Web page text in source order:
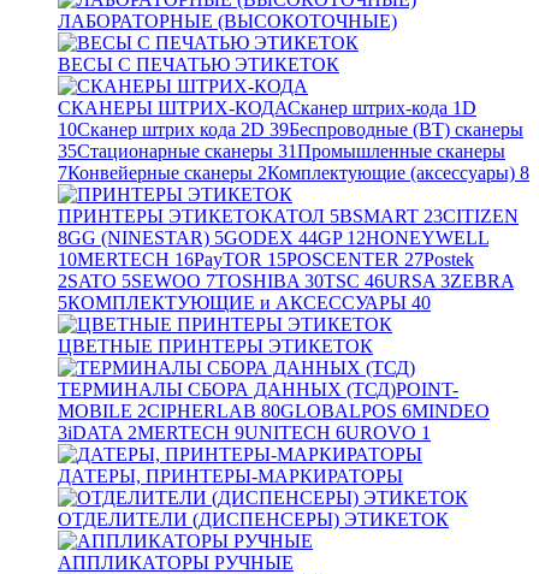
ЛАБОРАТОРНЫЕ (ВЫСОКОТОЧНЫЕ)
ВЕСЫ С ПЕЧАТЬЮ ЭТИКЕТОК
СКАНЕРЫ ШТРИХ-КОДАСканер штрих-кода 1D
10Сканер штрих кода 2D 39Беспроводные (BT) сканеры
35Стационарные сканеры 31Промышленные сканеры
7Конвейерные сканеры 2Комплектующие (аксессуары) 8
ПРИНТЕРЫ ЭТИКЕТОКАТОЛ 5BSMART 23CITIZEN
8GG (NINESTAR) 5GODEX 44GP12HONEYWELL
10MERTECH 16PayTOR 15POSCENTER 27Postek
2SATO 5SEWOO 7TOSHIBA 30TSC 46URSA 3ZEBRA
5КОМПЛЕКТУЮЩИЕ и АКСЕССУАРЫ 40
ЦВЕТНЫЕ ПРИНТЕРЫ ЭТИКЕТОК
ТЕРМИНАЛЫ СБОРА ДАННЫХ (ТСД)POINT-
MOBILE 2CIPHERLAB 80GLOBALPOS 6MINDEO
3iDATA 2MERTECH 9UNITECH 6UROVO 1
ДАТЕРЫ, ПРИНТЕРЫ-МАРКИРАТОРЫ
ОТДЕЛИТЕЛИ (ДИСПЕНСЕРЫ) ЭТИКЕТОК
АППЛИКАТОРЫ РУЧНЫЕ